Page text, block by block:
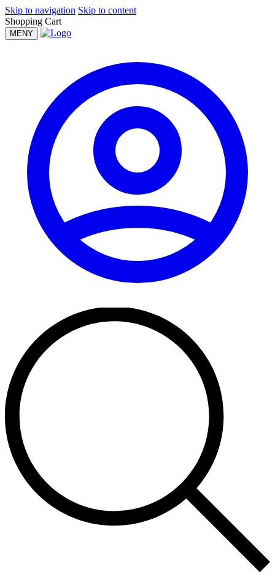
Skip to navigation Skip to content
Shopping Cart
MENY